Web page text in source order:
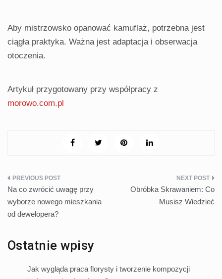
Aby mistrzowsko opanować kamuflaż, potrzebna jest
ciągła praktyka. Ważna jest adaptacja i obserwacja
otoczenia.
Artykuł przygotowany przy współpracy z
morowo.com.pl
Nawigacja
wpisu
Na co zwrócić uwagę przy
wyborze nowego mieszkania
od dewelopera?
Obróbka Skrawaniem: Co
Musisz Wiedzieć
Ostatnie wpisy
Jak wygląda praca florysty i tworzenie kompozycji